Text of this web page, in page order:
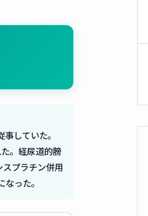
していた。
。経尿道的膀
プラチン併用
った。